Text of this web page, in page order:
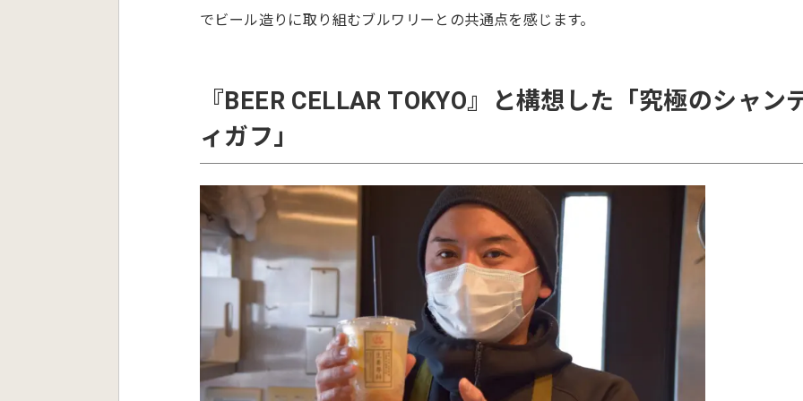
でビール造りに取り組むブルワリーとの共通点を感じます。
『BEER CELLAR TOKYO』と構想した「究極のシャン
ィガフ」